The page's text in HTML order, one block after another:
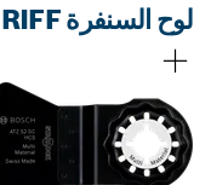
لوح السنفرة AVZ 90 RT2 CARBIDE RIFF